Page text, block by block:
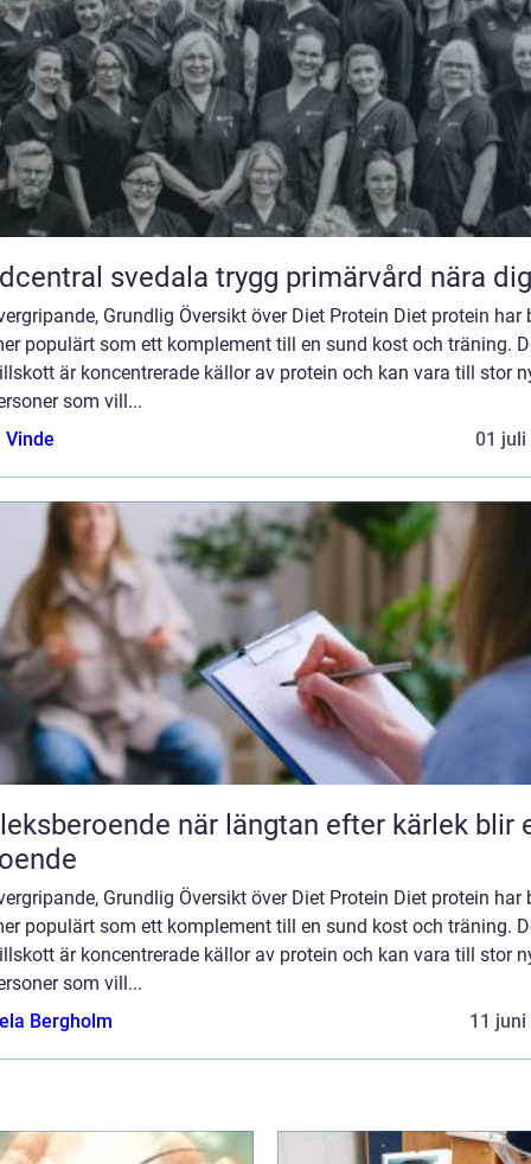
Vårdcentral svedala trygg primärvård nära dig
Grundlig Översikt över Diet Protein Diet protein har
populärt som ett komplement till en sund kost och träning.
är koncentrerade källor av protein och kan vara till stor
som vill...
Vinde
01 juli
när längtan efter kärlek blir ett
Grundlig Översikt över Diet Protein Diet protein har
populärt som ett komplement till en sund kost och träning.
är koncentrerade källor av protein och kan vara till stor
som vill...
Bergholm
11 juni